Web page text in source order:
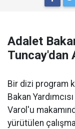
Adalet
Tuncay'dan
Bir dizi program
Bakan
Varol'u
yürütülen